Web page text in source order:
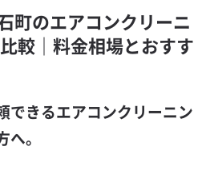
町のエアコンクリーニ
較｜料金相場とおすす
できるエアコンクリーニン
。